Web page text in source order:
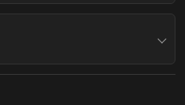
Аквабоксы